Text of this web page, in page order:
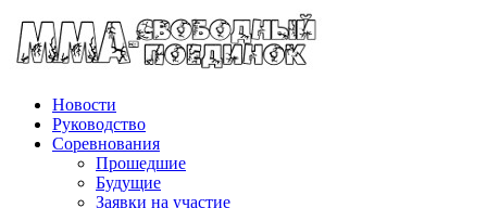
Новости
Руководство
Соревнования
Прошедшие
Будущие
Заявки на участие